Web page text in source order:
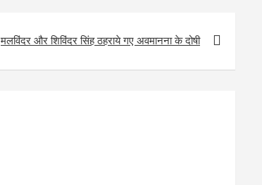
मलविंदर और शिविंदर सिंह ठहराये गए अवमानना के दोषी